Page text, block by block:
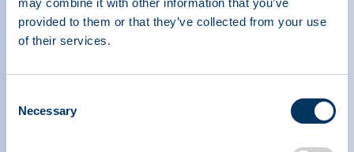
may combine it with other information that you’ve
provided to them or that they’ve collected from your use
of their services.
Selection
Necessary
Outils de sensibilisation
IQPP